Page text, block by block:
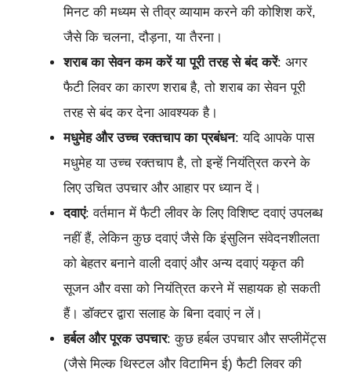
मिनट की मध्यम से तीव्र व्यायाम करने की कोशिश करें,
जैसे कि चलना, दौड़ना, या तैरना।
शराब का सेवन कम करें या पूरी तरह से बंद करें: अगर
फैटी लिवर का कारण शराब है, तो शराब का सेवन पूरी
तरह से बंद कर देना आवश्यक है।
मधुमेह और उच्च रक्तचाप का प्रबंधन: यदि आपके पास
मधुमेह या उच्च रक्तचाप है, तो इन्हें नियंत्रित करने के
लिए उचित उपचार और आहार पर ध्यान दें।
दवाएं: वर्तमान में फैटी लीवर के लिए विशिष्ट दवाएं उपलब्ध
नहीं हैं, लेकिन कुछ दवाएं जैसे कि इंसुलिन संवेदनशीलता
को बेहतर बनाने वाली दवाएं और अन्य दवाएं यकृत की
सूजन और वसा को नियंत्रित करने में सहायक हो सकती
हैं। डॉक्टर द्वारा सलाह के बिना दवाएं न लें।
हर्बल और पूरक उपचार: कुछ हर्बल उपचार और सप्लीमेंट्स
(जैसे मिल्क थिस्टल और विटामिन ई) फैटी लिवर की